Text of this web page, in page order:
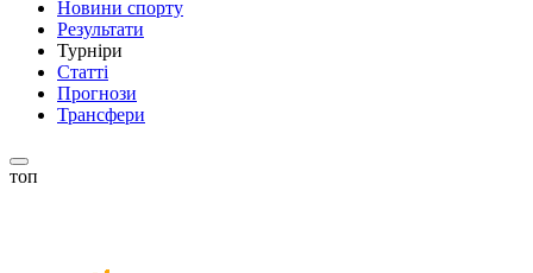
Новини спорту
Результати
Турніри
Статті
Прогнози
Трансфери
топ